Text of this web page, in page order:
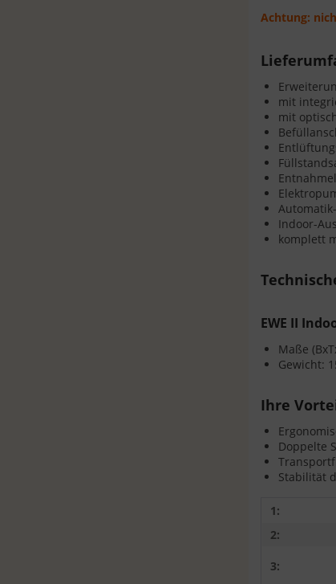
Achtung:
mit
mit
Indoor-
komplett
EWE II
Maße
Gewicht:
Ihre
Doppelte
Stabilität
1:
2:
3: